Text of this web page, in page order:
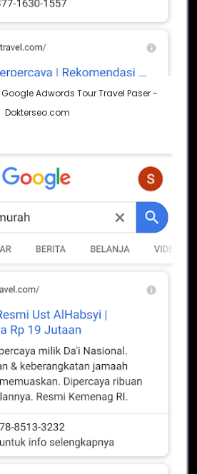
Adwords Tour Travel Paser -
Dokterseo.com